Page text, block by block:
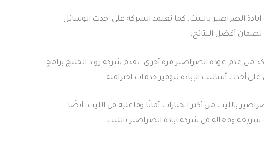
الصراصير بالليث. كما تعتمد الشركة على أحدث الوسائل
لضمان أفضل النتائج.
من عدم عودة الصراصير مرة أخرى. تقدم شركة رواد الخليج برامج
أحدث أساليب الإبادة لتوفير خدمات احترافية.
بالليث من أكثر الخيارات أمانًا وفاعلية في الليث، أيضًا
وفعالة في شركة ابادة الصراصير بالليث.